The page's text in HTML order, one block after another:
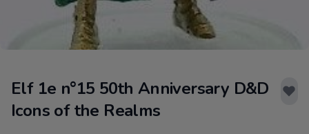
Elf 1e n°15 50th Anniversary D&D
Icons of the Realms